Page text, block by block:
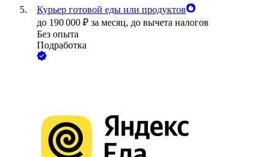
Курьер готовой еды или продуктов
до 190 000 ₽ за месяц, до вычета налогов
Без опыта
Подработка